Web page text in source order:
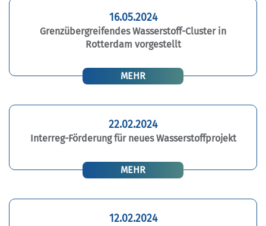
16.05.2024
Grenzübergreifendes Wasserstoff-Cluster in
Rotterdam vorgestellt
MEHR
22.02.2024
Interreg-Förderung für neues Wasserstoffprojekt
MEHR
12.02.2024